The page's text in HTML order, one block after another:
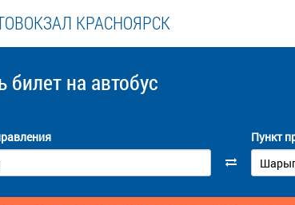
КРАСНОЯРСК
билет на автобус
Пункт